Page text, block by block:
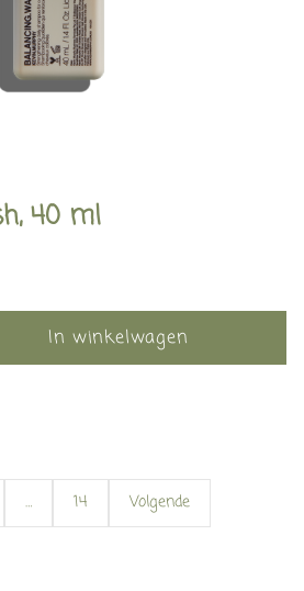
40 ml
In winkelwagen
… 14 Volgende